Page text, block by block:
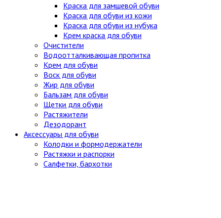
Краска для замшевой обуви
Краска для обуви из кожи
Краска для обуви из нубука
Крем краска для обуви
Очистители
Водоотталкивающая пропитка
Крем для обуви
Воск для обуви
Жир для обуви
Бальзам для обуви
Щетки для обуви
Растяжители
Дезодорант
Аксессуары для обуви
Колодки и формодержатели
Растяжки и распорки
Салфетки, бархотки